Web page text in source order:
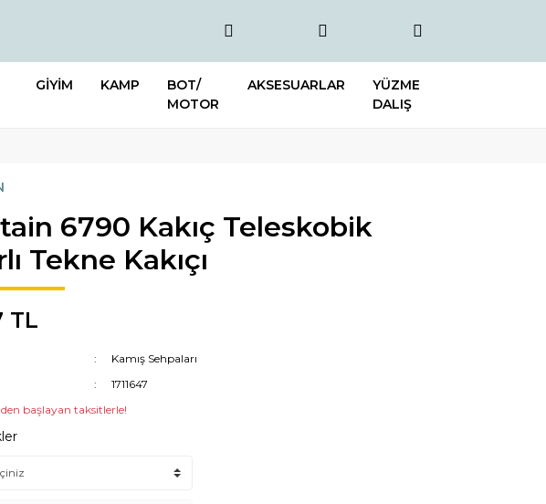
GİYİM KAMP
BOT/
MOTOR
AKSESUARLAR
YÜZME
DALIŞ
6790 Kakıç Teleskobik
Tekne Kakıçı
TL
Kamış Sehpaları
1711647
başlayan taksitlerle!